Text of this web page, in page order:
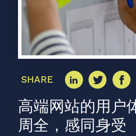
SHARE
高端网站的用户
周全，感同身受